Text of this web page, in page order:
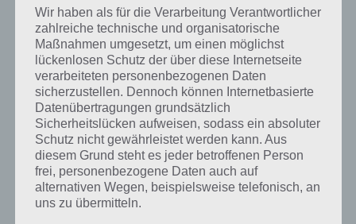
bestimmten Lösungen präsentieren wir daher auch immer eine
kurze Begriffserklärung!
Zu Küken haben wir zunächst keine weiteren Informationen parat!
Auf WhatsApp teilen Teilen auf Facebook
Tweet auf Twitter
Wir haben als für die Verarbeitung Verantwortlicher
zahlreiche technische und organisatorische
Maßnahmen umgesetzt, um einen möglichst
lückenlosen Schutz der über diese Internetseite
verarbeiteten personenbezogenen Daten
sicherzustellen. Dennoch können Internetbasierte
Datenübertragungen grundsätzlich
Sicherheitslücken aufweisen, sodass ein absoluter
Schutz nicht gewährleistet werden kann. Aus
diesem Grund steht es jeder betroffenen Person
frei, personenbezogene Daten auch auf
alternativen Wegen, beispielsweise telefonisch, an
uns zu übermitteln.